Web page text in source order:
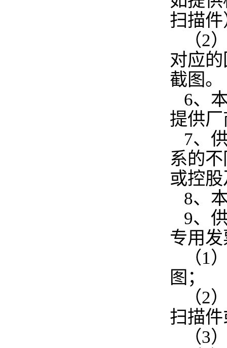
扫描
（2
对应
截图。
6、
提供
7、
系的
或控
8、
9、
专用
（1
图；
（2
扫描
（3